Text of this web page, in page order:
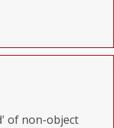
of non-object